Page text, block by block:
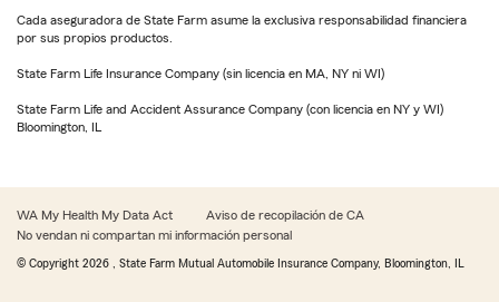
Cada aseguradora de State Farm asume la exclusiva responsabilidad financiera
por sus propios productos.
State Farm Life Insurance Company (sin licencia en MA, NY ni WI)
State Farm Life and Accident Assurance Company (con licencia en NY y WI)
Bloomington, IL
WA My Health My Data Act
Aviso de recopilación de CA
No vendan ni compartan mi información personal
© Copyright 2026 , State Farm Mutual Automobile Insurance Company, Bloomington, IL